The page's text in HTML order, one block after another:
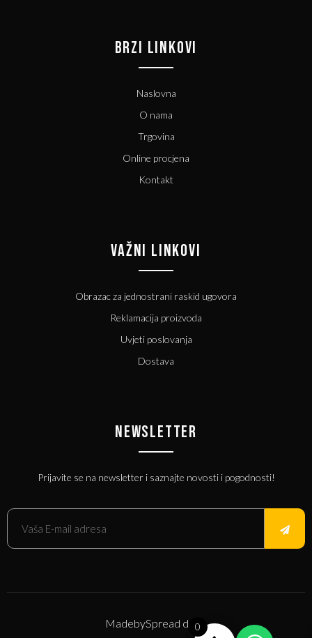
BRZI LINKOVI
Naslovna
O nama
Trgovina
Online procjena
Kontakt
VAŽNI LINKOVI
Obrazac za jednostrani raskid ugovora
Reklamacija proizvoda
Uvjeti poslovanja
Dostava
NEWSLETTER
Prijavite se na newsletter i saznajte novosti i pogodnosti!
MadebySpread d.o.o.
0